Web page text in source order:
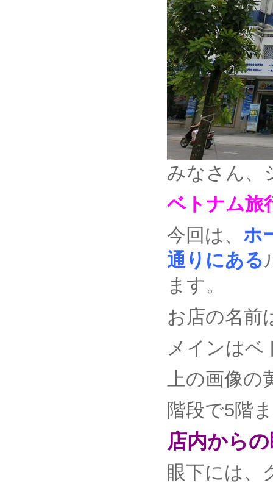
みなさん、
ベトナム旅
今回は、 ホ
通りにある
ます。
お店の名前
メインはベ
上の画像の
階段で5階
店内から
眼下には、